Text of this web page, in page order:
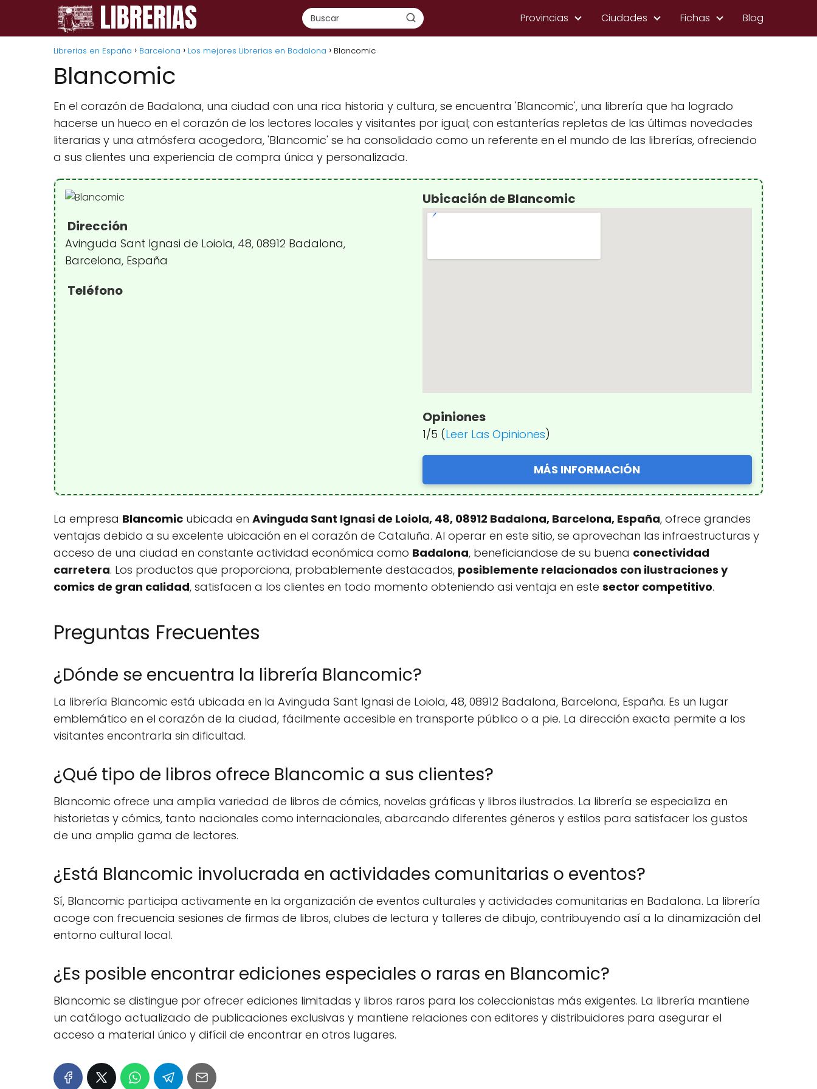
Provincias Ciudades Fichas Blog
Librerias en España Barcelona Los mejores Librerias en Badalona Blancomic
Blancomic
En el corazón de Badalona, una ciudad con una rica historia y cultura, se encuentra 'Blancomic', una librería que ha logrado
hacerse un hueco en el corazón de los lectores locales y visitantes por igual; con estanterías repletas de las últimas novedades
literarias y una atmósfera acogedora, 'Blancomic' se ha consolidado como un referente en el mundo de las librerías, ofreciendo
a sus clientes una experiencia de compra única y personalizada.
Dirección
Avinguda Sant Ignasi de Loiola, 48, 08912 Badalona,
Barcelona, España
Teléfono
Ubicación de Blancomic
Opiniones
1/5 (Leer Las Opiniones)
MÁS INFORMACIÓN
La empresa Blancomic ubicada en Avinguda Sant Ignasi de Loiola, 48, 08912 Badalona, Barcelona, España, ofrece grandes
ventajas debido a su excelente ubicación en el corazón de Cataluña. Al operar en este sitio, se aprovechan las infraestructuras y
acceso de una ciudad en constante actividad económica como Badalona, beneficiandose de su buena conectividad
carretera. Los productos que proporciona, probablemente destacados, posiblemente relacionados con ilustraciones y
comics de gran calidad, satisfacen a los clientes en todo momento obteniendo asi ventaja en este sector competitivo.
Preguntas Frecuentes
¿Dónde se encuentra la librería Blancomic?
La librería Blancomic está ubicada en la Avinguda Sant Ignasi de Loiola, 48, 08912 Badalona, Barcelona, España. Es un lugar
emblemático en el corazón de la ciudad, fácilmente accesible en transporte público o a pie. La dirección exacta permite a los
visitantes encontrarla sin dificultad.
¿Qué tipo de libros ofrece Blancomic a sus clientes?
Blancomic ofrece una amplia variedad de libros de cómics, novelas gráficas y libros ilustrados. La librería se especializa en
historietas y cómics, tanto nacionales como internacionales, abarcando diferentes géneros y estilos para satisfacer los gustos
de una amplia gama de lectores.
¿Está Blancomic involucrada en actividades comunitarias o eventos?
Sí, Blancomic participa activamente en la organización de eventos culturales y actividades comunitarias en Badalona. La librería
acoge con frecuencia sesiones de firmas de libros, clubes de lectura y talleres de dibujo, contribuyendo así a la dinamización del
entorno cultural local.
¿Es posible encontrar ediciones especiales o raras en Blancomic?
Blancomic se distingue por ofrecer ediciones limitadas y libros raros para los coleccionistas más exigentes. La librería mantiene
un catálogo actualizado de publicaciones exclusivas y mantiene relaciones con editores y distribuidores para asegurar el
acceso a material único y difícil de encontrar en otros lugares.